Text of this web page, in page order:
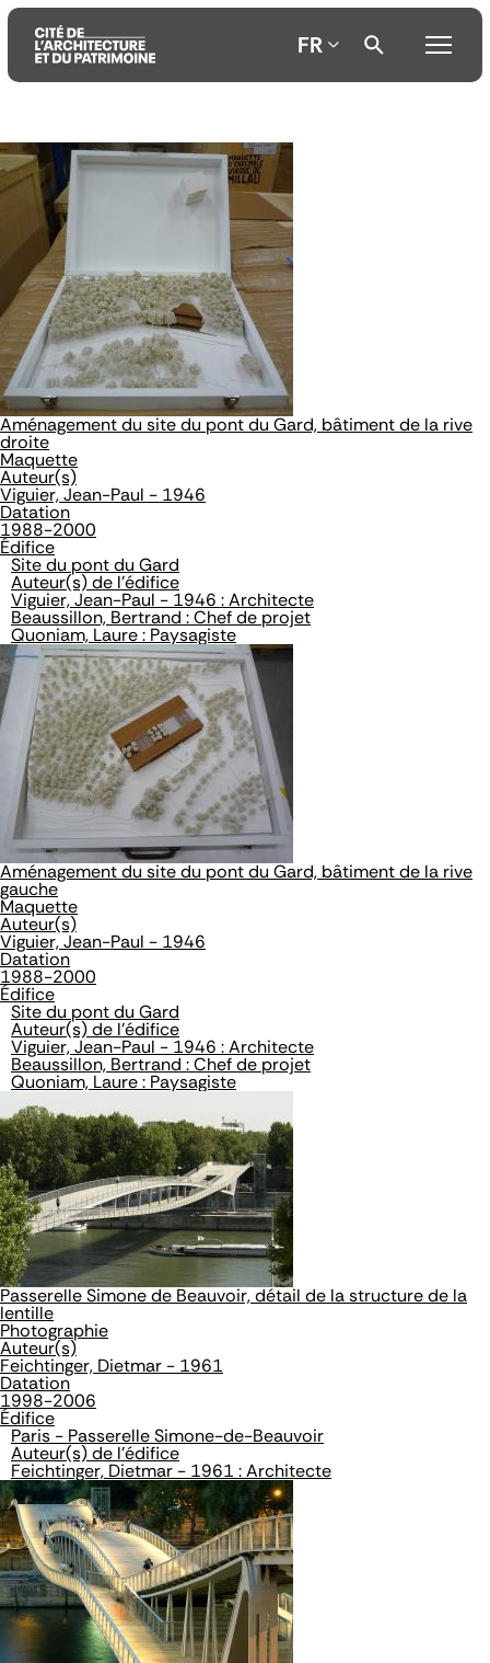
Aller
au
contenu
principal
Aller
au
menu
principal
Aller
à
la
recherche
FR
Aménagement du site du pont du Gard, bâtiment de la rive
droite
Maquette
Auteur(s)
Viguier, Jean-Paul - 1946
Datation
1988-2000
Édifice
Site du pont du Gard
Auteur(s) de l'édifice
Viguier, Jean-Paul - 1946 : Architecte
Beaussillon, Bertrand : Chef de projet
Quoniam, Laure : Paysagiste
Aménagement du site du pont du Gard, bâtiment de la rive
gauche
Maquette
Auteur(s)
Viguier, Jean-Paul - 1946
Datation
1988-2000
Édifice
Site du pont du Gard
Auteur(s) de l'édifice
Viguier, Jean-Paul - 1946 : Architecte
Beaussillon, Bertrand : Chef de projet
Quoniam, Laure : Paysagiste
Passerelle Simone de Beauvoir, détail de la structure de la
lentille
Photographie
Auteur(s)
Feichtinger, Dietmar - 1961
Datation
1998-2006
Édifice
Paris - Passerelle Simone-de-Beauvoir
Auteur(s) de l'édifice
Feichtinger, Dietmar - 1961 : Architecte